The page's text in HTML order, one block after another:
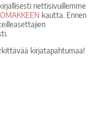
nettisivuillemme
kautta. Ennen
kirjatapahtumaa!